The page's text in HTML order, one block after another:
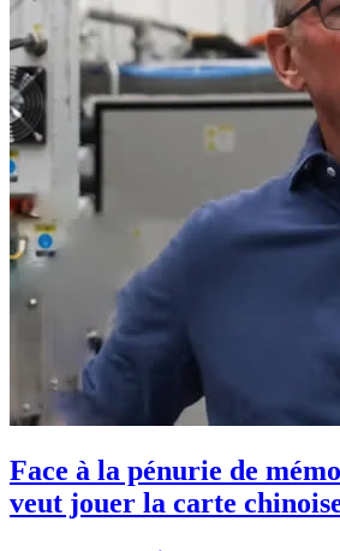
Face à la pénurie de
veut jouer la carte